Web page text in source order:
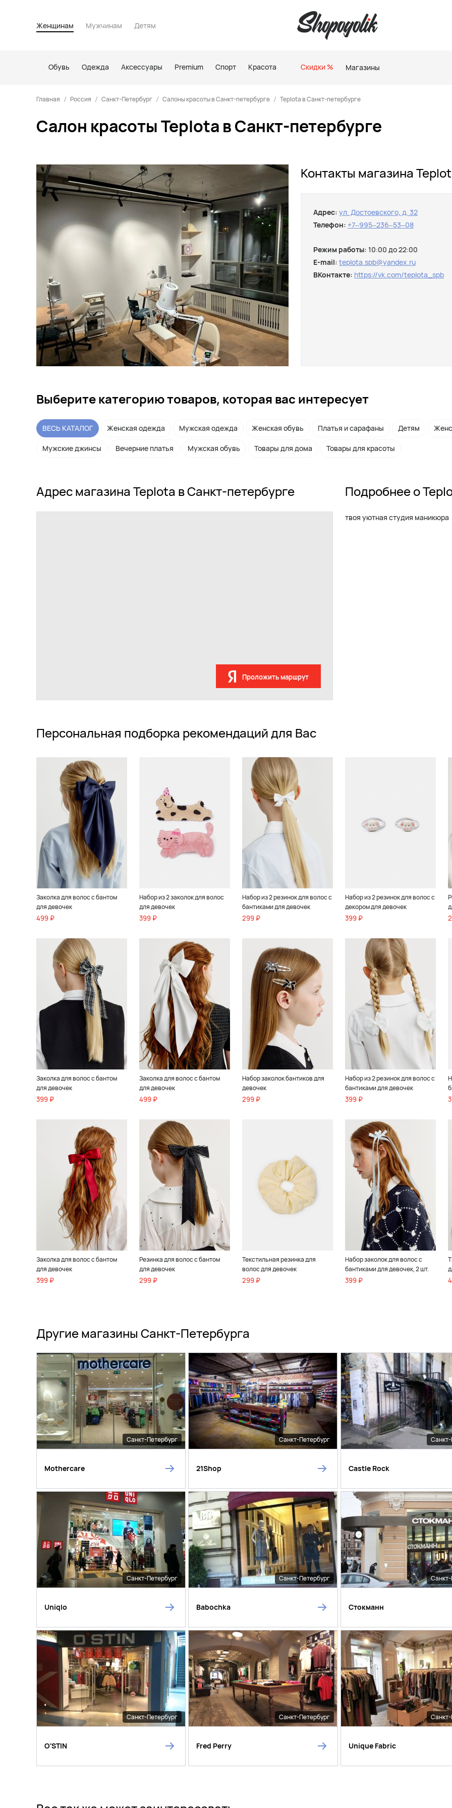
Женщинам Мужчинам Детям
Обувь Одежда Аксессуары Premium Спорт Красота Скидки % Магазины
Главная Россия Санкт-Петербург Салоны красоты в Санкт-петербурге Teplota в Санкт-петербурге
Салон красоты Teplota в Санкт-петербурге
Контакты магазина
Адрес: ул. Достоевского, д. 32
Телефон: +7‒995‒236‒53‒08
Режим работы: 10:00 до 22:00
E-mail: teplota.spb@yandex.ru
ВКонтакте: https://vk.com/teplota_spb
Выберите категорию товаров, которая вас интересует
ВЕСЬ КАТАЛОГ Женская одежда Мужская одежда Женская обувь Платья и сарафаны Детям
Мужские джинсы Вечерние платья Мужская обувь Товары для дома Товары для красоты
Адрес магазина Teplota в Санкт-петербурге
Проложить маршрут
Подробнее о
твоя уютная студия маникюра
Персональная подборка рекомендаций для Вас
Заколка для волос с бантом
для девочек
499 ₽
Набор из 2 заколок для волос
для девочек
399 ₽
Набор из 2 резинок для волос с
бантиками для девочек
299 ₽
Набор из 2 резинок для волос с
декором для девочек
399 ₽
Заколка для волос с бантом
для девочек
399 ₽
Заколка для волос с бантом
для девочек
499 ₽
Набор заколок бантиков для
девочек
299 ₽
Набор из 2 резинок для волос с
бантиками для девочек
399 ₽
Заколка для волос с бантом
для девочек
399 ₽
Резинка для волос с бантом
для девочек
299 ₽
Текстильная резинка для
волос для девочек
299 ₽
Набор заколок для волос с
бантиками для девочек, 2 шт.
399 ₽
Другие магазины Санкт-Петербурга
Санкт-Петербург
Mothercare
Санкт-Петербург
21Shop Castle Rock
Санкт-Петербург
Uniqlo
Санкт-Петербург
Babochka
Санкт-
Стокманн
Санкт-Петербург
O'STIN
Санкт-Петербург
Fred Perry
Санкт-
Unique Fabric